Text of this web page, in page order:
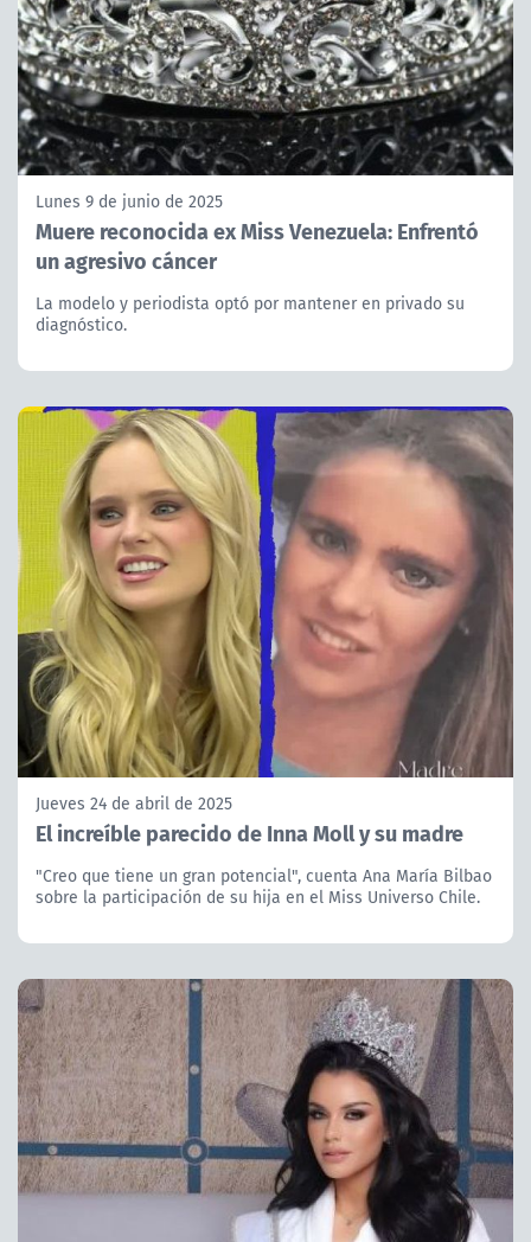
Lunes 9 de junio de 2025
Muere reconocida ex Miss Venezuela: Enfrentó
un agresivo cáncer
La modelo y periodista optó por mantener en privado su
diagnóstico.
Jueves 24 de abril de 2025
El increíble parecido de Inna Moll y su madre
"Creo que tiene un gran potencial", cuenta Ana María Bilbao
sobre la participación de su hija en el Miss Universo Chile.